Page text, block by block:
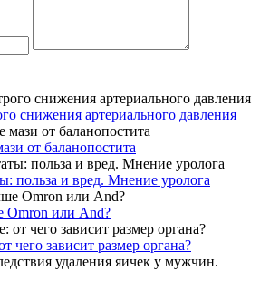
снижения артериального давления
от баланопостита
польза и вред. Мнение уролога
Omron или And?
чего зависит размер органа?